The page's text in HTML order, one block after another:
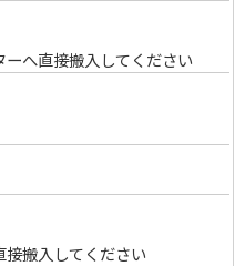
へ直接搬入してください
搬入してください